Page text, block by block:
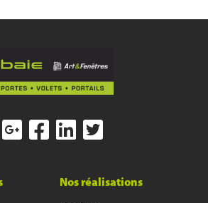
Nos réalisations